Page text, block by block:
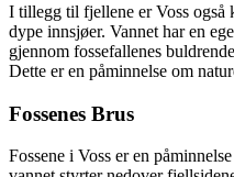
I tillegg til fjellene er Voss også
dype innsjøer. Vannet har en
gjennom fossefallenes
Dette er en påminnelse om
Fossenes Brus
Fossene i Voss er en